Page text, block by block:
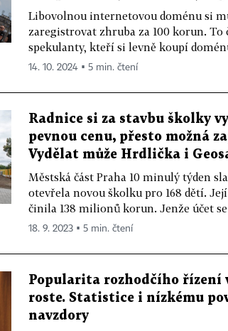
Libovolnou internetovou doménu si
zaregistrovat zhruba za 100 korun. To
spekulanty, kteří si levně koupí
14. 10. 2024 ▪ 5 min. čtení
Radnice si za stavbu školky
pevnou cenu, přesto možná
Vydělat může Hrdlička i
Městská část Praha 10 minulý týden
otevřela novou školku pro 168 dětí. Její
činila 138 milionů korun. Jenže účet
18. 9. 2023 ▪ 5 min. čtení
Popularita rozhodčího řízení
roste. Statistice i nízkému
navzdory